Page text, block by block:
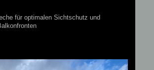
für optimalen Sichtschutz und